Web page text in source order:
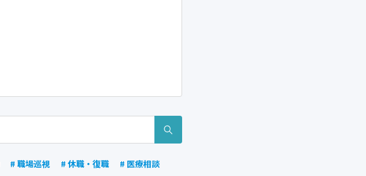
# 職場巡視 # 休職・復職
# 医療相談